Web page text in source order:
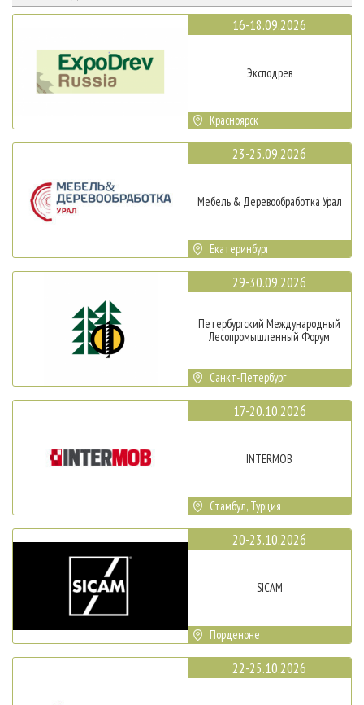
16-18.09.2026
Эксподрев
Красноярск
23-25.09.2026
Мебель & Деревообработка Урал
Екатеринбург
29-30.09.2026
Петербургский Международный
Лесопромышленный Форум
Санкт-Петербург
17-20.10.2026
INTERMOB
Стамбул, Турция
20-23.10.2026
SICAM
Порденоне
22-25.10.2026